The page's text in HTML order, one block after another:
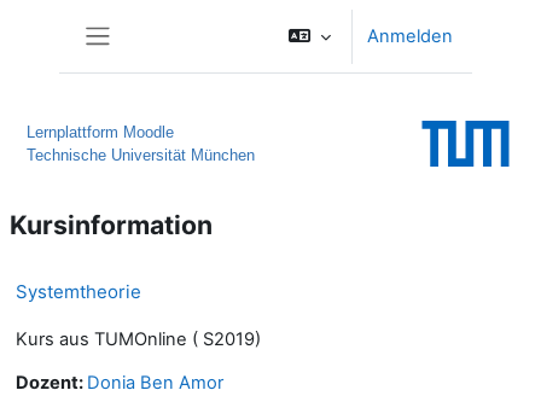
Anmelden
Lernplattform Moodle
Technische Universität München
Kursinformation
Systemtheorie
Kurs aus TUMOnline ( S2019)
Dozent: Donia Ben Amor